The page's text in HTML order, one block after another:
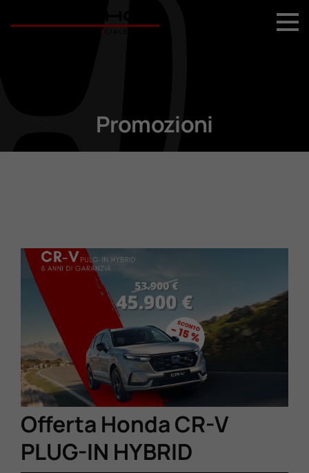
+39 044 496 5556
Usato
Ricambi
Valuta Il Tuo Usato
Mondo Honda
Lavora Con Noi
Contattaci
Promozioni
Offerta Honda CR-V
PLUG-IN HYBRID